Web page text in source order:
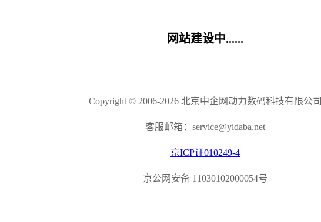
网站建设中......
Copyright © 2006-2026 北京中企网动力数码科技有限公司
客服邮箱：service@yidaba.net
京ICP证010249-4
京公网安备 11030102000054号